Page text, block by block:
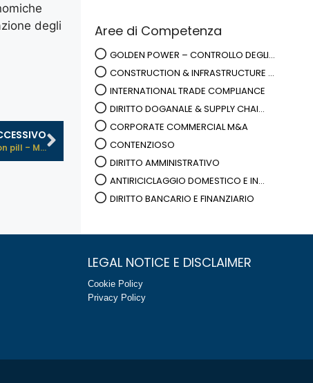
degli
pill – M...
Aree di Competenza
GOLDEN POWER – CONTROLLO DEGLI...
CONSTRUCTION & INFRASTRUCTURE ...
INTERNATIONAL TRADE COMPLIANCE
DIRITTO DOGANALE & SUPPLY CHAI...
CORPORATE COMMERCIAL M&A
CONTENZIOSO
DIRITTO AMMINISTRATIVO
ANTIRICICLAGGIO DOMESTICO E IN...
DIRITTO BANCARIO E FINANZIARIO
LEGAL NOTICE E DISCLAIMER
Cookie Policy
Privacy Policy